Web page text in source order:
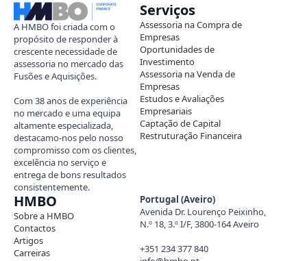
A HMBO foi criada com o
propósito de responder à
crescente necessidade de
assessoria no mercado das
Fusões e Aquisições.
Com 38 anos de experiência
no mercado e uma equipa
altamente especializada,
destacamo-nos pelo nosso
compromisso com os clientes,
excelência no serviço e
entrega de bons resultados
consistentemente.
Serviços
Assessoria na Compra de
Empresas
Oportunidades de
Investimento
Assessoria na Venda de
Empresas
Estudos e Avaliações
Empresariais
Captação de Capital
Restruturação Financeira
HMBO
Sobre a HMBO
Contactos
Artigos
Carreiras
Portugal (Aveiro)
Avenida Dr. Lourenço Peixinho,
N.º 18, 3.º I/F, 3800-164 Aveiro
+351 234 377 840